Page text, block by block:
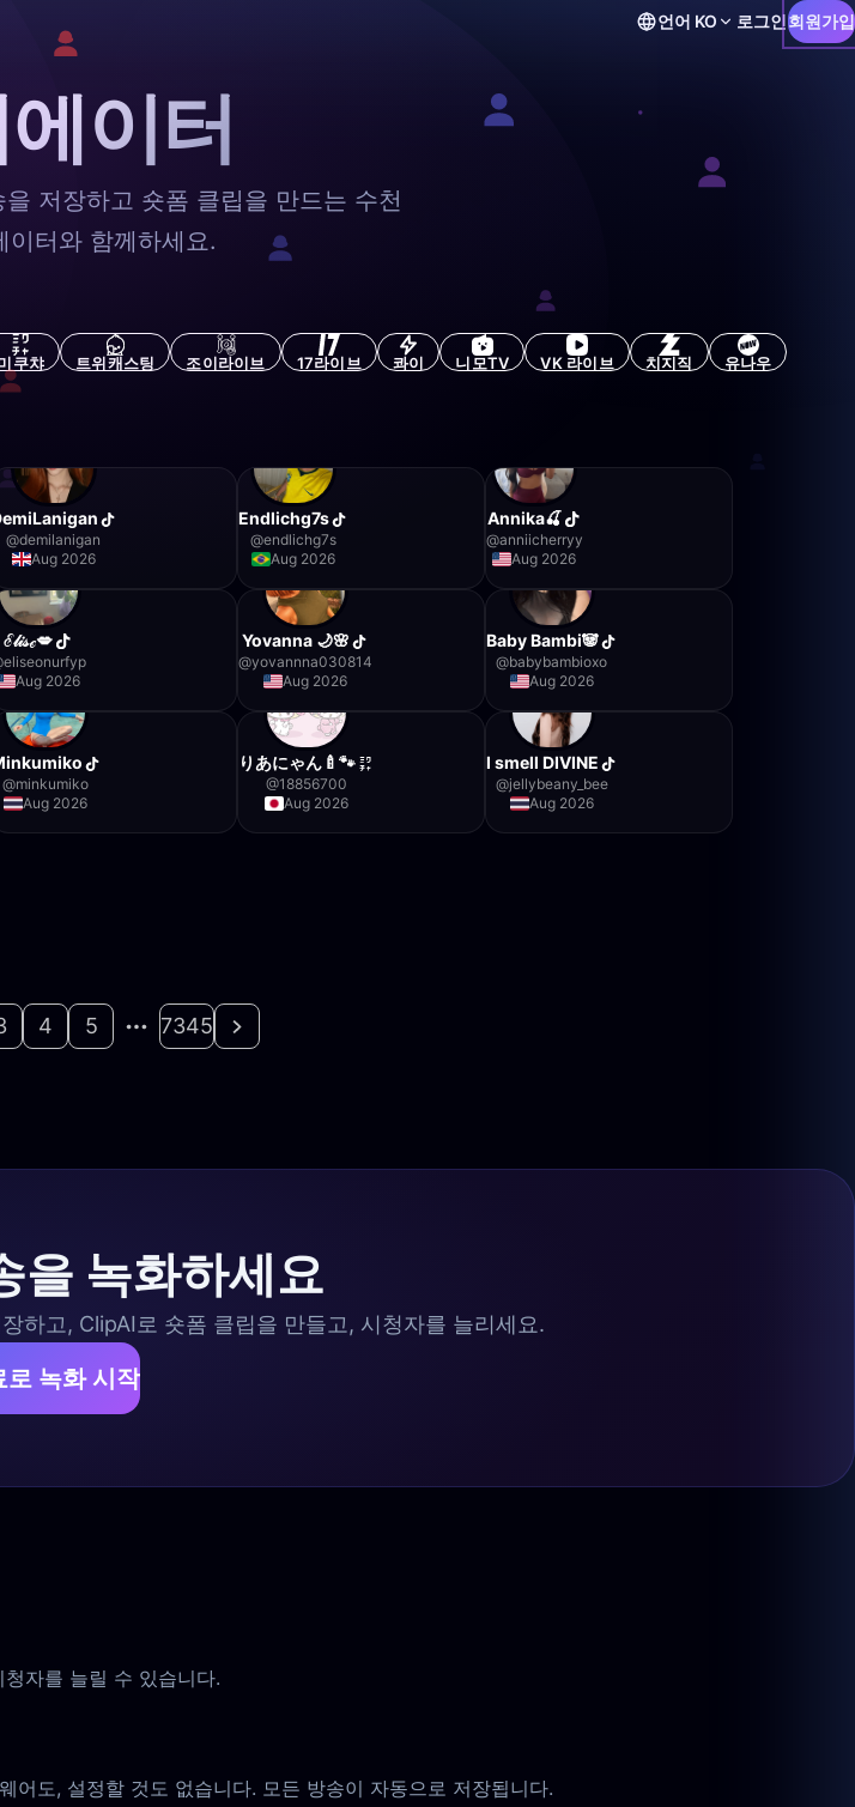
언어 KO 로그인회원가입
이터
저장하고 숏폼 클립을 만드는 수천
이터와 함께하세요.
쿠챠 트위캐스팅 조이라이브 17라이브 콰이 니모TV VK 라이브 치지직 유나우
@demilanigan
Aug 2026
Endlichg7s
@endlichg7s
Aug 2026
Annika🍒
@anniicherryy
Aug 2026
ℰ𝓁𝒾𝓈ℯ💋
eliseonurfyp
Aug 2026
Yovanna 🌙🌸
@yovannna030814
Aug 2026
Baby Bambi🐼
@babybambioxo
Aug 2026
@minkumiko
Aug 2026
りあにゃん🍼🐾
@18856700
Aug 2026
I smell DIVINE
@jellybeany_bee
Aug 2026
4 5 7345
을 녹화하세요
하고, ClipAI로 숏폼 클립을 만들고, 시청자를 늘리세요.
로 녹화 시작
자를 늘릴 수 있습니다.
도, 설정할 것도 없습니다. 모든 방송이 자동으로 저장됩니다.